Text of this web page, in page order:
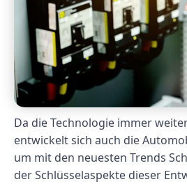
Da die Technologie immer
entwickelt sich auch die
um mit den neuesten Trends
der Schlüsselaspekte dieser